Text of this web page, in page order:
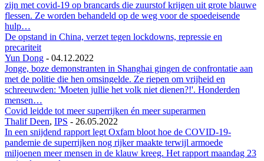
zijn met covid-19 op brancards die zuurstof krijgen uit grote blauwe
flessen. Ze worden behandeld op de weg voor de spoedeisende
hulp…
De opstand in China, verzet tegen lockdowns, repressie en
precariteit
Yun Dong - 04.12.2022
Jonge, boze demonstranten in Shanghai gingen de confrontatie aan
met de politie die hen omsingelde. Ze riepen om vrijheid en
schreeuwden: 'Moeten jullie het volk niet dienen?!'. Honderden
mensen…
Covid leidde tot meer superrijken én meer superarmen
Thalif Deen, IPS - 26.05.2022
In een snijdend rapport legt Oxfam bloot hoe de COVID-19-
pandemie de superrijken nog rijker maakte terwijl armoede
miljoenen meer mensen in de klauw kreeg. Het rapport maandag 23